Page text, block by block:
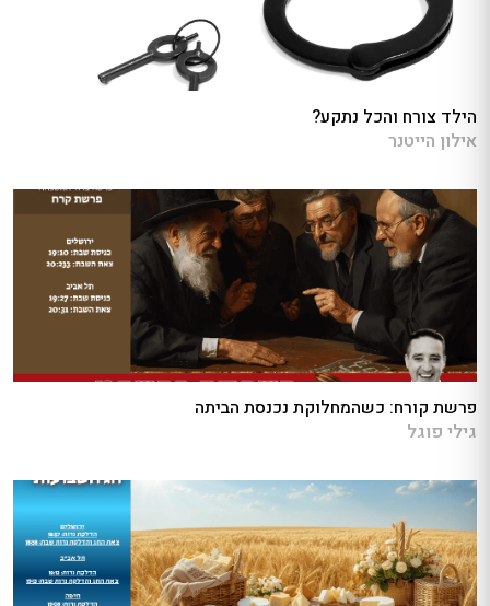
הילד צורח והכל נתקע?
אילון הייטנר
פרשת קורח: כשהמחלוקת נכנסת הביתה
גילי פוגל